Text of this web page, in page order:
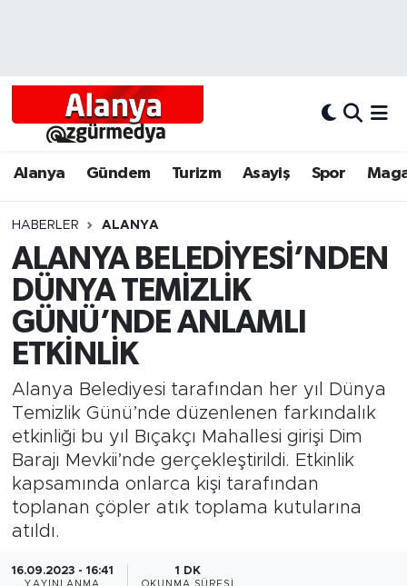
Alanya Gündem Turizm Asayiş Spor
HABERLER ALANYA
ALANYA BELEDİYESİ’NDEN
DÜNYA TEMİZLİK
GÜNÜ’NDE ANLAMLI
ETKİNLİK
Alanya Belediyesi tarafından her yıl Dünya
Temizlik Günü’nde düzenlenen farkındalık
etkinliği bu yıl Bıçakçı Mahallesi girişi Dim
Barajı Mevkii’nde gerçekleştirildi. Etkinlik
kapsamında onlarca kişi tarafından
toplanan çöpler atık toplama kutularına
atıldı.
16.09.2023 - 16:41 1 DK
Alanyum
Bölgesel
Dünya
Eğitim
Ekonomi
Gazipaşa
Güncel
Gündem
İnşaat-Emlak
Alanya Hava Durumu
Tüm Manşetler
Son Dakika Haberleri
Haber Arşivi